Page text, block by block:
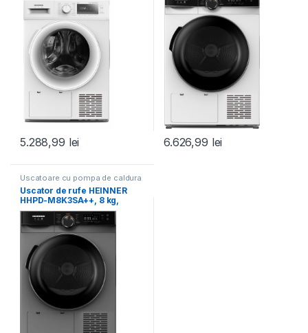
5.288,99 lei 6.626,99 lei
Uscatoare cu pompa de caldura
Uscator de rufe HEINNER
HHPD-M8K3SA++, 8 kg,
Clasa: D, Argintiu